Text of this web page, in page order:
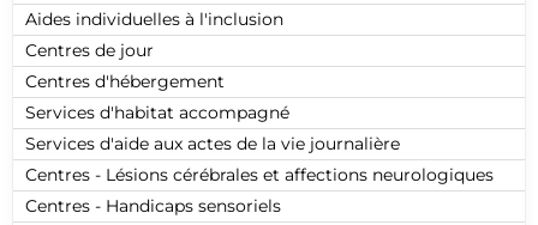
Aides individuelles à l'inclusion
Centres de jour
Centres d'hébergement
Services d'habitat accompagné
Services d'aide aux actes de la vie journalière
Centres - Lésions cérébrales et affections neurologiques
Centres - Handicaps sensoriels